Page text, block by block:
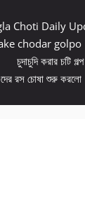
Choti Daily
chodar golpo
চুদাচুদি করার চটি গল্প
রস চোষা শুরু করলো